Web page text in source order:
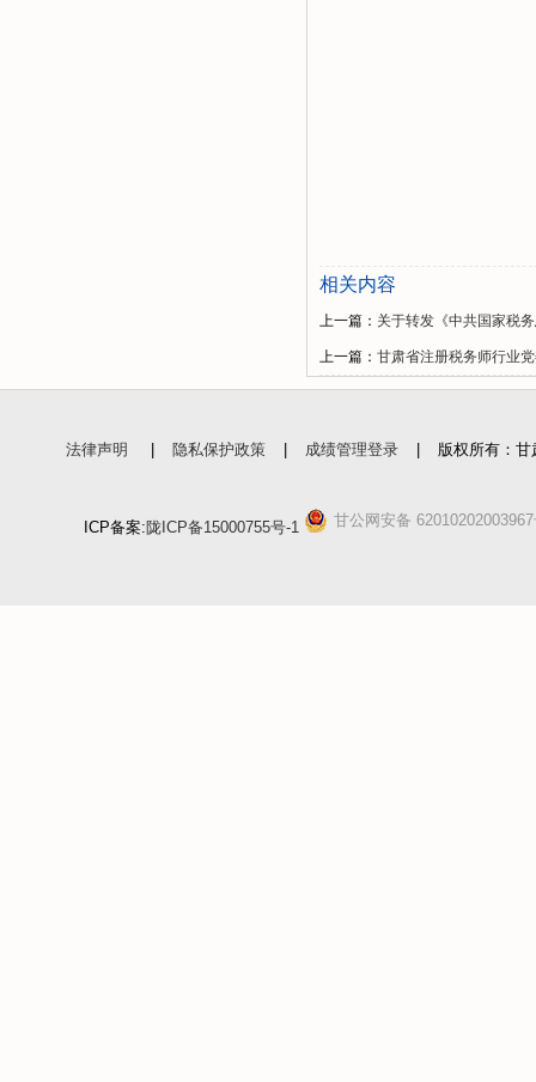
相关内容
上一篇： 关于转发《中共国家税
上一篇： 甘肃省注册税务师行业
法律声明 隐私保护政策 成绩管理登录 版权所有：
ICP备案:陇ICP备15000755号-1 甘公网安备